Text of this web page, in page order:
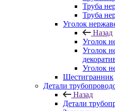
Труба
Труба
Уголок
Назад
Уголок
Уголок
Уголок
Шестигранник
Детали
Назад
Детали